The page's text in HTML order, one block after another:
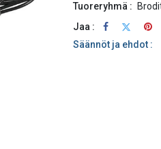
Tuoreryhmä :
Jaa :
Säännöt ja ehdot :